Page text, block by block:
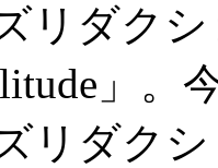
リダクシ
」
リダク